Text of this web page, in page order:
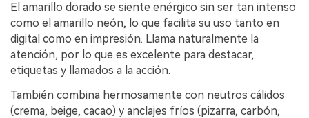
El amarillo dorado se siente enérgico sin ser tan intenso
como el amarillo neón, lo que facilita su uso tanto en
digital como en impresión. Llama naturalmente la
atención, por lo que es excelente para destacar,
etiquetas y llamados a la acción.
También combina hermosamente con neutros cálidos
(crema, beige, cacao) y anclajes fríos (pizarra, carbón,